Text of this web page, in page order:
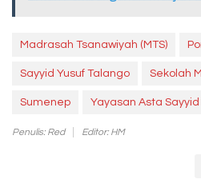
Madrasah Tsanawiyah (MTS)
Sayyid Yusuf Talango Sekolah
Sumenep Yayasan Asta Sayyid
Penulis: Red Editor: HM